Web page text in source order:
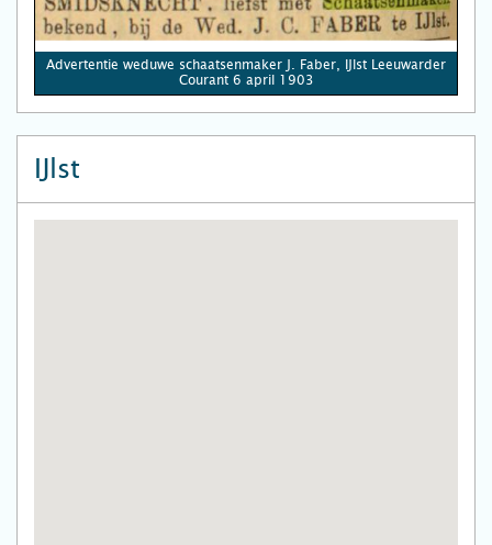
Advertentie weduwe schaatsenmaker J. Faber, IJlst Leeuwarder
Courant 6 april 1903
IJlst